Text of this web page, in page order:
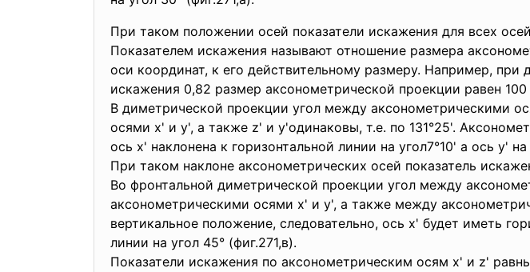
При таком положении осей показатели искажения для всех
Показателем искажения называют отношение размера
оси координат, к его действительному размеру. Например, при
искажения 0,82 размер аксонометрической проекции равен
В диметрической проекции угол между аксонометрическими
осями х' и у', а также z' и у'одинаковы, т.е. по 131°25'.
ось х' наклонена к горизонтальной линии на угол7°10' а ось у' на
При таком наклоне аксонометрических осей показатель
Во фронтальной диметрической проекции угол между
аксонометрическими осями х' и у', а также между
вертикальное положение, следовательно, ось х' будет иметь
линии на угол 45° (фиг.271,в).
Показатели искажения по аксонометрическим осям х' и z'